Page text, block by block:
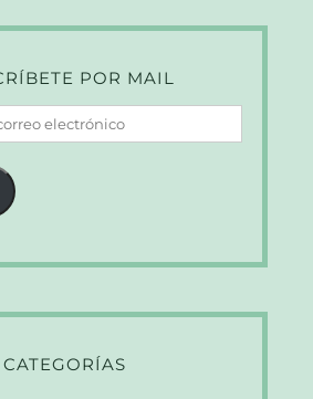
POR MAIL
CATEGORÍAS